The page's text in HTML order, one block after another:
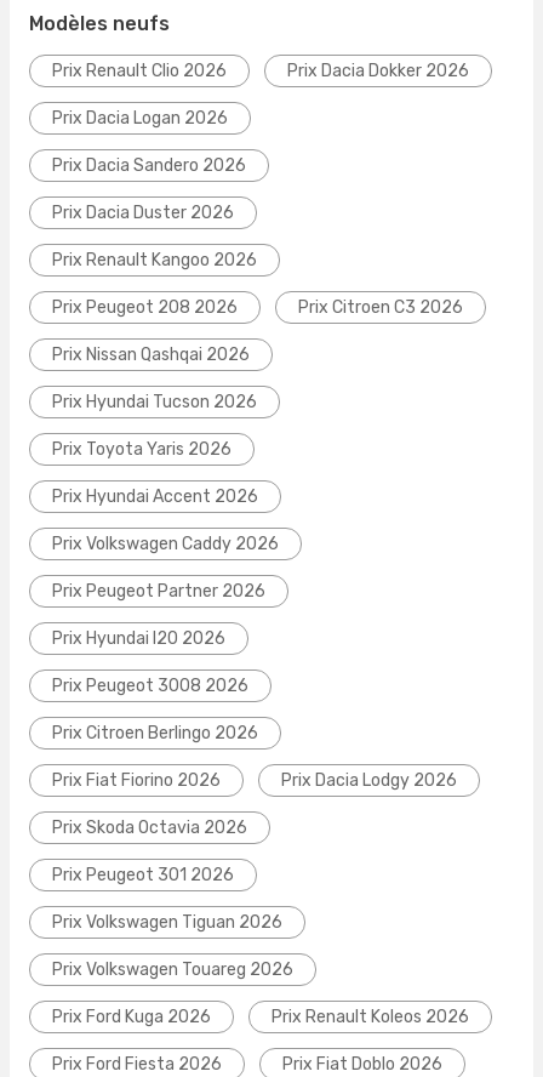
Modèles neufs
Prix Renault Clio 2026 Prix Dacia Dokker 2026
Prix Dacia Logan 2026
Prix Dacia Sandero 2026
Prix Dacia Duster 2026
Prix Renault Kangoo 2026
Prix Peugeot 208 2026 Prix Citroen C3 2026
Prix Nissan Qashqai 2026
Prix Hyundai Tucson 2026
Prix Toyota Yaris 2026
Prix Hyundai Accent 2026
Prix Volkswagen Caddy 2026
Prix Peugeot Partner 2026
Prix Hyundai I20 2026
Prix Peugeot 3008 2026
Prix Citroen Berlingo 2026
Prix Fiat Fiorino 2026 Prix Dacia Lodgy 2026
Prix Skoda Octavia 2026
Prix Peugeot 301 2026
Prix Volkswagen Tiguan 2026
Prix Volkswagen Touareg 2026
Prix Ford Kuga 2026 Prix Renault Koleos 2026
Prix Ford Fiesta 2026 Prix Fiat Doblo 2026